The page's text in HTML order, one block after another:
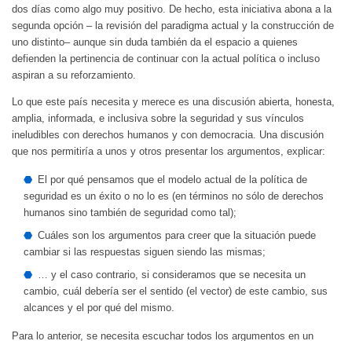
dos días como algo muy positivo. De hecho, esta iniciativa abona a la
segunda opción – la revisión del paradigma actual y la construcción de
uno distinto– aunque sin duda también da el espacio a quienes
defienden la pertinencia de continuar con la actual política o incluso
aspiran a su reforzamiento.
Lo que este país necesita y merece es una discusión abierta, honesta,
amplia, informada, e inclusiva sobre la seguridad y sus vínculos
ineludibles con derechos humanos y con democracia. Una discusión
que nos permitiría a unos y otros presentar los argumentos, explicar:
El por qué pensamos que el modelo actual de la política de
seguridad es un éxito o no lo es (en términos no sólo de derechos
humanos sino también de seguridad como tal);
Cuáles son los argumentos para creer que la situación puede
cambiar si las respuestas siguen siendo las mismas;
… y el caso contrario, si consideramos que se necesita un
cambio, cuál debería ser el sentido (el vector) de este cambio, sus
alcances y el por qué del mismo.
Para lo anterior, se necesita escuchar todos los argumentos en un